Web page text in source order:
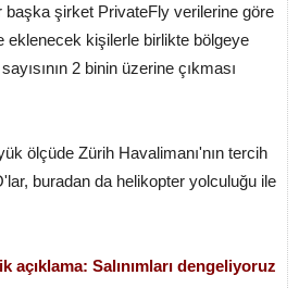
şirket PrivateFly verilerine göre
eklenecek kişilerle birlikte bölgeye
2 binin üzerine çıkması
ölçüde Zürih Havalimanı'nın tercih
buradan da helikopter yolculuğu ile
açıklama: Salınımları dengeliyoruz